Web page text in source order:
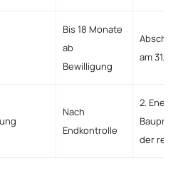
Bis 18 Monate
ab
Bewilligung
Abschluss
am
Nach
Endkontrolle
2.
Bauprüfer
der